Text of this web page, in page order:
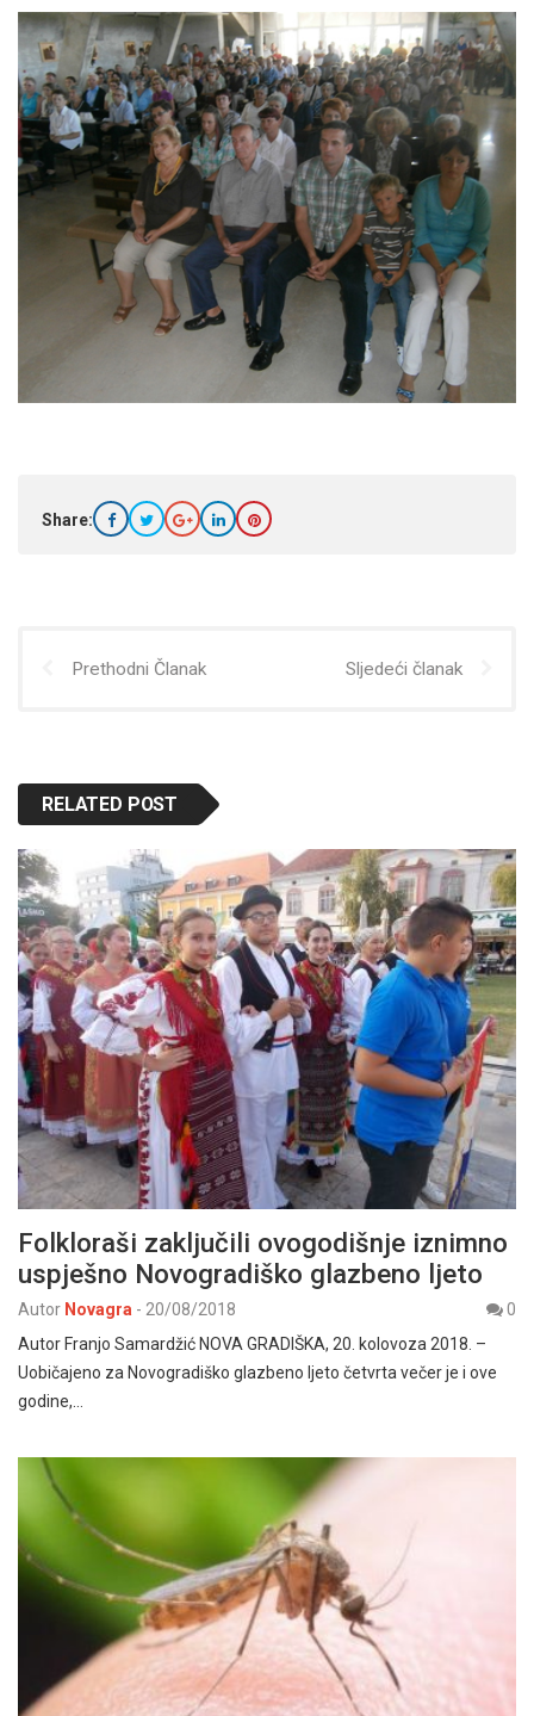
Share:
Prethodni Članak Sljedeći članak
RELATED POST
Folkloraši zaključili ovogodišnje iznimno
uspješno Novogradiško glazbeno ljeto
Autor Novagra - 20/08/2018
0
Autor Franjo Samardžić NOVA GRADIŠKA, 20. kolovoza 2018. –
Uobičajeno za Novogradiško glazbeno ljeto četvrta večer je i ove
godine,…